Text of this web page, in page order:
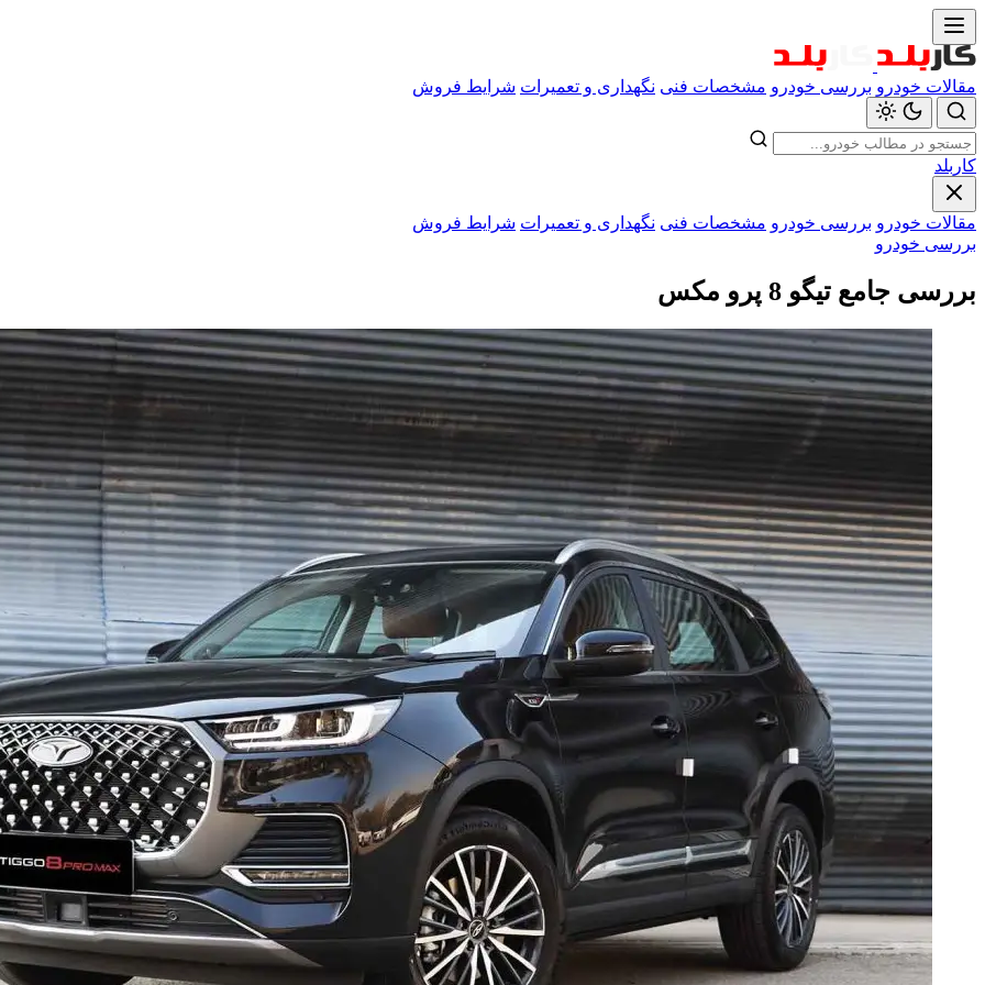
مقالات خودرو بررسی خودرو مشخصات فنی نگهداری و تعمیرات شرایط فروش
کاربلد
مقالات خودرو بررسی خودرو مشخصات فنی نگهداری و تعمیرات شرایط فروش
بررسی خودرو
بررسی جامع تیگو 8 پرو مکس